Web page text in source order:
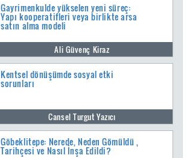
Gayrimenkulde yükselen yeni süreç:
Yapı kooperatifleri veya birlikte arsa
satın alma modeli
Ali Güvenç Kiraz
Kentsel dönüşümde sosyal etki
sorunları
Cansel Turgut Yazıcı
Göbeklitepe: Nerede, Neden Gömüldü ,
Tarihçesi ve Nasıl İnşa Edildi?